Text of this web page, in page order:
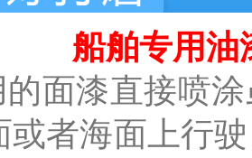
船舶专用油
的面漆直接喷
或者海面上行